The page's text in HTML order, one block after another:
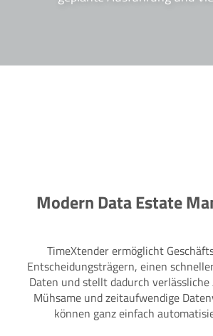
Modern Data Estate
TimeXtender ermöglicht
Entscheidungsträgern, einen
Daten und stellt dadurch
Mühsame und zeitaufwendige
können ganz einfach